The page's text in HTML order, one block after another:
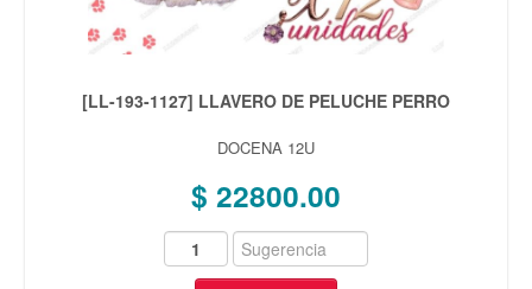
[LL-193-1127] LLAVERO DE PELUCHE PERRO
DOCENA 12U
$ 22800.00